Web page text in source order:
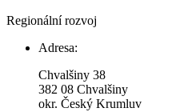
Regionální rozvoj
Adresa:
Chvalšiny 38
382 08 Chvalšiny
okr. Český Krumluv